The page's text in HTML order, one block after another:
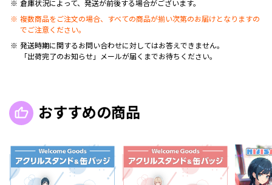
倉庫状況によって、発送が前後する場合がございます。
複数商品をご注文の場合、すべての商品が揃い次第のお届けとなりますの
でご注意ください。
発送時期に関するお問い合わせに対してはお答えできません。
「出荷完了のお知らせ」メールが届くまでお待ちください。
おすすめの商品